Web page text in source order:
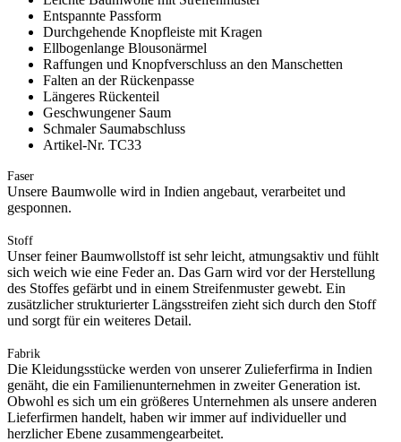
Entspannte Passform
Durchgehende Knopfleiste mit Kragen
Ellbogenlange Blousonärmel
Raffungen und Knopfverschluss an den Manschetten
Falten an der Rückenpasse
Längeres Rückenteil
Geschwungener Saum
Schmaler Saumabschluss
Artikel-Nr. TC33
Faser
Unsere Baumwolle wird in Indien angebaut, verarbeitet und
gesponnen.
Stoff
Unser feiner Baumwollstoff ist sehr leicht, atmungsaktiv und fühlt
sich weich wie eine Feder an. Das Garn wird vor der Herstellung
des Stoffes gefärbt und in einem Streifenmuster gewebt. Ein
zusätzlicher strukturierter Längsstreifen zieht sich durch den Stoff
und sorgt für ein weiteres Detail.
Fabrik
Die Kleidungsstücke werden von unserer Zulieferfirma in Indien
genäht, die ein Familienunternehmen in zweiter Generation ist.
Obwohl es sich um ein größeres Unternehmen als unsere anderen
Lieferfirmen handelt, haben wir immer auf individueller und
herzlicher Ebene zusammengearbeitet.